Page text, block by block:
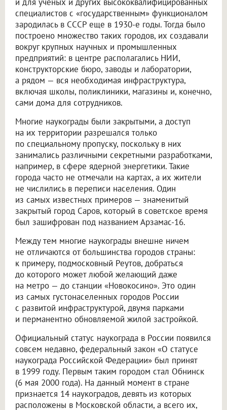
специалистов с «государственным» функционалом
зародилась в СССР еще в 1930-е годы. Тогда было
построено множество таких городов, их создавали
вокруг крупных научных и промышленных
предприятий: в центре располагались НИИ,
конструкторские бюро, заводы и лаборатории,
а рядом — вся необходимая инфраструктура,
включая школы, поликлиники, магазины и, конечно,
сами дома для сотрудников.
Многие наукограды были закрытыми, а доступ
на их территории разрешался только
по специальному пропуску, поскольку в них
занимались различными секретными разработками,
например, в сфере ядерной энергетики. Такие
города часто не отмечали на картах, а их жители
не числились в переписи населения. Один
из самых известных примеров — знаменитый
закрытый город Саров, который в советское время
был зашифрован под названием Арзамас-16.
Между тем многие наукограды внешне ничем
не отличаются от большинства городов страны:
к примеру, подмосковный Реутов, добраться
до которого может любой желающий даже
на метро — до станции «Новокосино». Это один
из самых густонаселенных городов России
с развитой инфраструктурой, двумя парками
и перманентно обновляемой жилой застройкой.
Официальный статус наукограда в России появился
совсем недавно, федеральный закон «О статусе
наукограда Российской Федерации» был принят
в 1999 году. Первым таким городом стал Обнинск
(6 мая 2000 года). На данный момент в стране
признается 14 наукоградов, девять из которых
расположены в Московской области, а всего их,